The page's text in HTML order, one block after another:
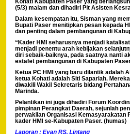
Kohati Kabupaten Paser yang
(5/3) malam dan dihadiri Plt Asisten
Dalam kesempatan itu, Sisman yang
Bupati Paser menitipkan pesan kepada
dan penting dalam pembangunan di
“Kader HMI seharusnya menjadi
menjadi penentu arah kebijakan
diri sebaik-baiknya, pada saatnya nanti
estafet pembangunan di Kabupaten
Ketua PC HMI yang baru dilantik adalah
ketua Kohati adalah Siti Sapariah.
diwakili Wakil Sekretaris bidang
Marinda.
Pelantikan ini juga dihadiri Forum
pimpinan Perangkat Daerah, sejunlah
perwakilan Organisasi Kemasyarakatan
kader HMI se-Kabupaten Paser. (humas)
Laporan : Evan RS. Lintang